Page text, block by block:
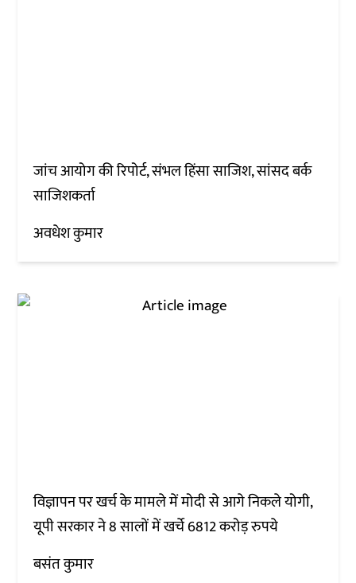
जांच आयोग की रिपोर्ट, संभल हिंसा साजिश, सांसद बर्क
साजिशकर्ता
अवधेश कुमार
विज्ञापन पर खर्च के मामले में मोदी से आगे निकले योगी,
यूपी सरकार ने 8 सालों में खर्चे 6812 करोड़ रुपये
बसंत कुमार